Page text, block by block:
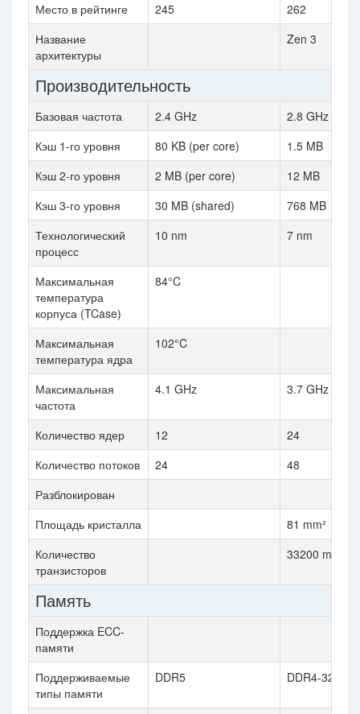
Место в рейтинге 245
262
Название
архитектуры
Zen 3
Производительность
Базовая частота 2.4 GHz
2.8 GHz
Кэш 1-го уровня
80 KB (per core)
1.5 MB
Кэш 2-го уровня
2 MB (per core)
12 MB
Кэш 3-го уровня
30 MB (shared)
768 MB
Технологический
процесс
10 nm 7 nm
Максимальная
температура
корпуса (TCase)
84°C
Максимальная
температура ядра
102°C
Максимальная
частота
4.1 GHz 3.7 GHz
Количество ядер 12
24
Количество потоков
24
48
Разблокирован
Площадь кристалла
81 mm²
Количество
транзисторов
33200 million
Память
Поддержка ECC-
памяти
Поддерживаемые
типы памяти
DDR5 DDR4-3200